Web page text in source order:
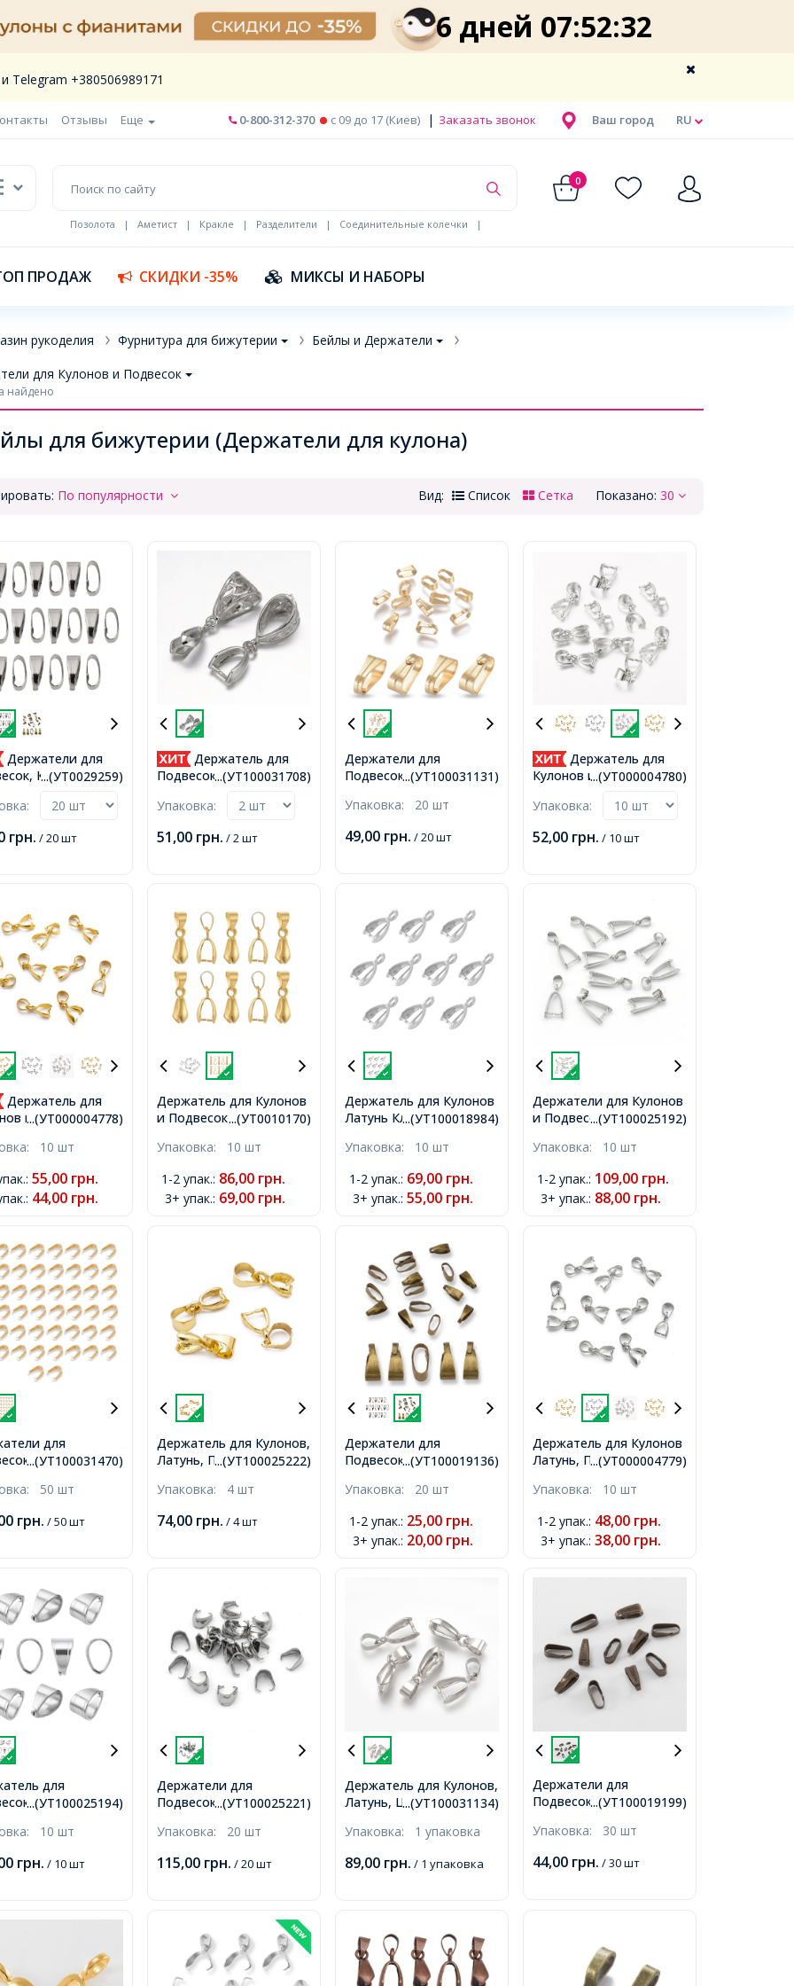
6 дней 07:52:31
Telegram +380506989171
Отзывы Еще RU
Ваш город
0-800-312-370 c 09 до 17 (Киев) | Заказать звонок
0
Позолота | Аметист | Кракле | Разделители | Соединительные колечки
|
ПРОДАЖ СКИДКИ -35% МИКСЫ И НАБОРЫ
рукоделия Фурнитура для бижутерии
Бейлы и Держатели
для Кулонов и Подвесок
найдено
для бижутерии (Держатели для кулона)
По популярности Показано: 30
Вид: Список Сетка
...(УТ0029259)
Держатели для
Кулонов
грн. / 20 шт
...(УТ100031708)
Держатель для
Подвесок, Кулонов
Платина, 13х8х5мм,
7x4мм, Пин 1мм,
Упаковка:
51,00 грн. / 2 шт
...(УТ100031131)
Держатели для
Подвесок,
Позолота 18К,
5.5x2.5мм,
Упаковка: 20 шт
49,00 грн. / 20 шт
...(УТ000004780)
Держатель для
Кулонов и Подвесок
10x5.5x3мм, Отверстие
Упаковка:
52,00 грн. / 10 шт
...(УТ000004778)
Держатель для
и Подвесок
Отверстие
10 шт
: 55,00 грн.
: 44,00 грн.
...(УТ0010170)
Держатель для Кулонов
и Подвесок Латунные,
Отверстие 4х6мм,
Упаковка: 10 шт
1-2 упак.: 86,00 грн.
3+ упак.: 69,00 грн.
...(УТ100018984)
Держатель для Кулонов
Латунь Класс АА,
Отверстие 2мм, Пин
Упаковка: 10 шт
1-2 упак.: 69,00 грн.
3+ упак.: 55,00 грн.
...(УТ100025192)
Держатели для Кулонов
и Подвесок Латунные,
Отверстие 4х5мм,
Упаковка: 10 шт
1-2 упак.: 109,00 грн.
3+ упак.: 88,00 грн.
...(УТ100031470)
для
Кулонов
Золото 18К,
50 шт
грн. / 50 шт
...(УТ100025222)
Держатель для Кулонов,
Латунь, Позолота 18К,
4х5мм,
Упаковка: 4 шт
74,00 грн. / 4 шт
...(УТ100019136)
Держатели для
Подвесок Кулонов
7х3х3мм, Отверстие
Упаковка: 20 шт
1-2 упак.: 25,00 грн.
3+ упак.: 20,00 грн.
...(УТ000004779)
Держатель для Кулонов
Латунь, Платина,
3.5мм,
Упаковка: 10 шт
1-2 упак.: 48,00 грн.
3+ упак.: 38,00 грн.
...(УТ100025194)
для
и Кулонов
Штифт 1мм,
10 шт
грн. / 10 шт
...(УТ100025221)
Держатели для
Подвесок Нержавеющая
Внутренний диаметр
Упаковка: 20 шт
115,00 грн. / 20 шт
...(УТ100031134)
Держатель для Кулонов,
Латунь, Цвет: Платина,
Отверстие 3.5х4.5мм,
4х3мм, Пин 1мм, 5шт/
Упаковка: 1 упаковка
89,00 грн. / 1 упаковка
...(УТ100019199)
Держатели для
Подвесок, Латунь, Цвет:
10х3.5мм,
Упаковка: 30 шт
44,00 грн. / 30 шт